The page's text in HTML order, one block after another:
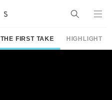
THE FIRST TAKE HIGHLIGHT